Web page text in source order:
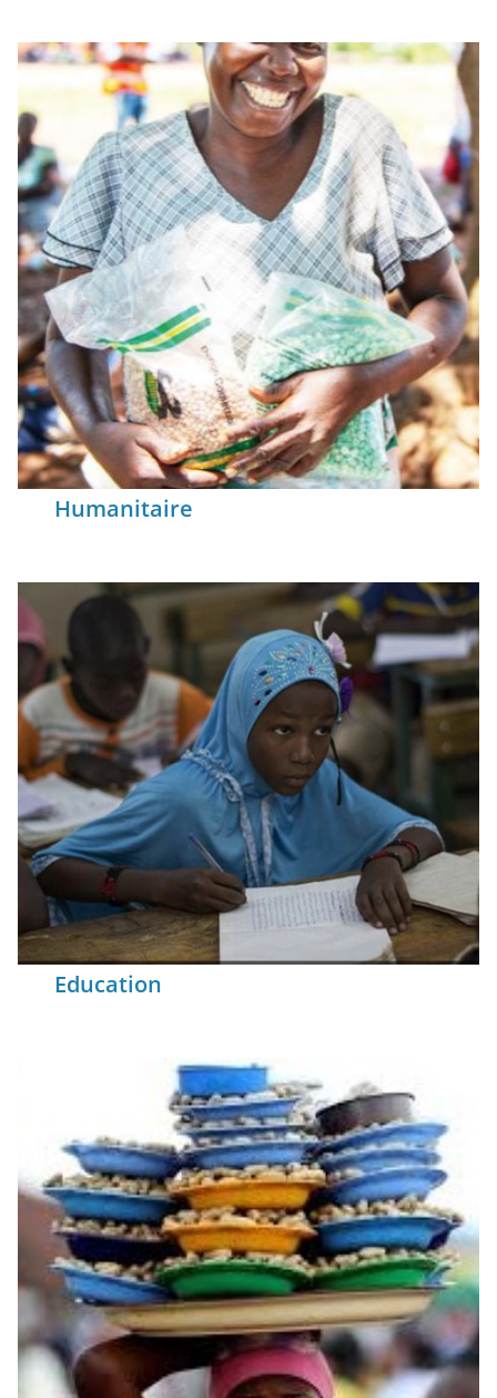
Humanitaire
Education